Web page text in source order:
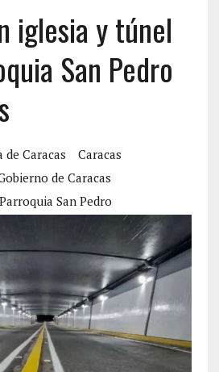
iglesia y túnel
San Pedro
de Caracas
Caracas
de Caracas
Parroquia San Pedro